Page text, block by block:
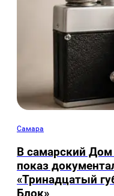
Самара
В самарский
показ
«Тринадцатый
Блок»